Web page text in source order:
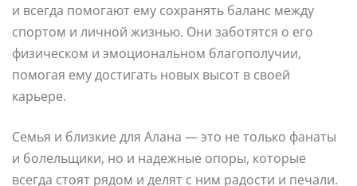
и всегда помогают ему сохранять баланс между
спортом и личной жизнью. Они заботятся о его
физическом и эмоциональном благополучии,
помогая ему достигать новых высот в своей
карьере.
Семья и близкие для Алана — это не только фанаты
и болельщики, но и надежные опоры, которые
всегда стоят рядом и делят с ним радости и печали.